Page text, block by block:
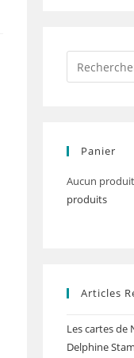
Panier
Aucun
produits
Articles
Les cartes de
Delphine